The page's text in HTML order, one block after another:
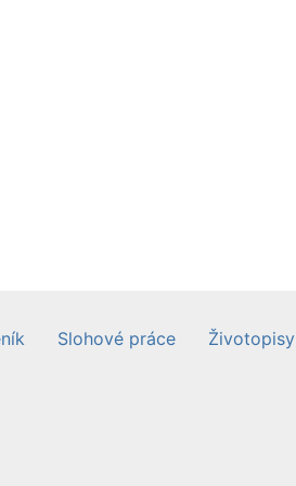
Slohové práce Životopisy